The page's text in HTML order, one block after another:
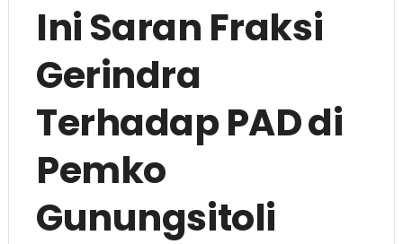
Ini Saran Fraksi
Gerindra
Terhadap PAD di
Pemko
Gunungsitoli